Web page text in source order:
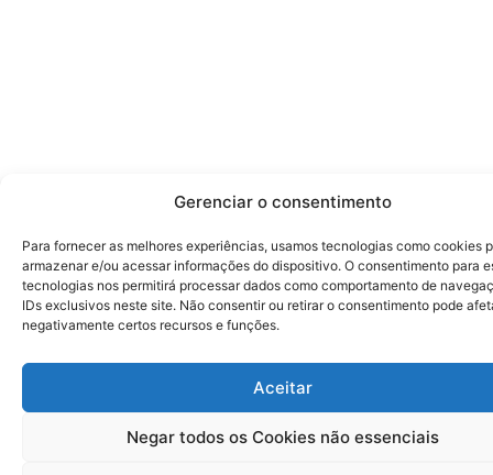
Gerenciar o consentimento
Para fornecer as melhores experiências, usamos tecnologias como cookies
armazenar e/ou acessar informações do dispositivo. O consentimento para
tecnologias nos permitirá processar dados como comportamento de
IDs exclusivos neste site. Não consentir ou retirar o consentimento pode
negativamente certos recursos e funções.
Aceitar
Negar todos os Cookies não essenciais